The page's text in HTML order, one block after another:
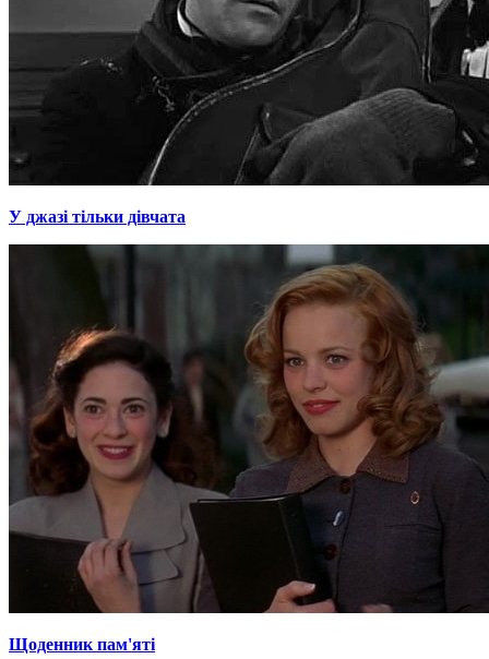
У джазі тільки дівчата
Щоденник пам'яті